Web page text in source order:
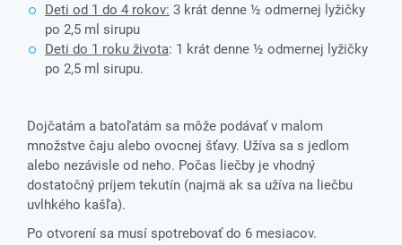
Deti od 1 do 4 rokov: 3 krát denne ½ odmernej lyžičky
po 2,5 ml sirupu
Deti do 1 roku života: 1 krát denne ½ odmernej lyžičky
po 2,5 ml sirupu.
Dojčatám a batoľatám sa môže podávať v malom
množstve čaju alebo ovocnej šťavy. Užíva sa s jedlom
alebo nezávisle od neho. Počas liečby je vhodný
dostatočný príjem tekutín (najmä ak sa užíva na liečbu
uvlhkého kašľa).
Po otvorení sa musí spotrebovať do 6 mesiacov.